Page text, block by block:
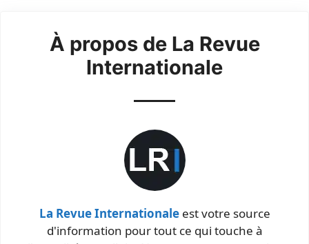
À propos de La Revue
Internationale
La Revue Internationaleest votre source
d'information pour tout ce qui touche à